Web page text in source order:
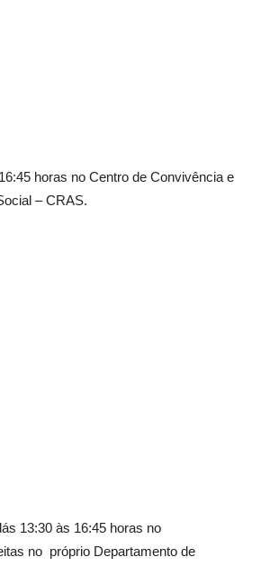
horas no Centro de Convivência e
– CRAS.
13:30 às 16:45 horas no
no próprio Departamento de